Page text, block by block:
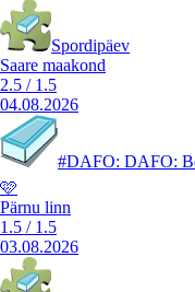
Spordipäev
Saare maakond
2.5 / 1.5
04.08.2026
#DAFO: DAFO:
🩷
Pärnu linn
1.5 / 1.5
03.08.2026